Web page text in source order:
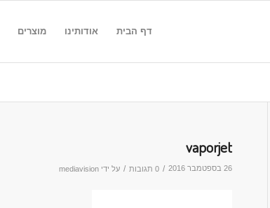
דף הבית אודותינו מוצרים
vaporjet
26 בספטמבר 2016 / 0 תגובות / על ידיmediavision